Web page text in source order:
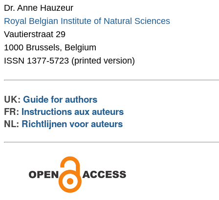
Dr. Anne Hauzeur
Royal Belgian Institute of Natural Sciences
Vautierstraat 29
1000 Brussels, Belgium
ISSN 1377-5723 (printed version)
UK: Guide for authors
FR: Instructions aux auteurs
NL: Richtlijnen voor auteurs